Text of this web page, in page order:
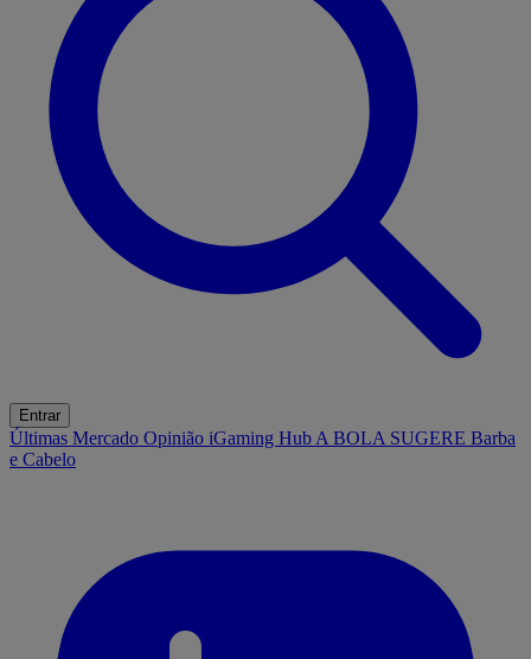
Entrar
Últimas Mercado Opinião iGaming Hub A BOLA SUGERE Barba
e Cabelo